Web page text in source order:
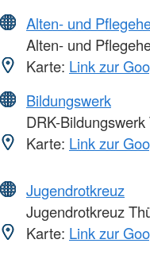
Alten- und
Alten- und
Karte: Link zur
Bildungswerk
DRK-
Karte: Link zur
Jugendrotkreuz
Jugendrotkreuz
Karte: Link zur